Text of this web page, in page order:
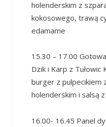
holenderskim z
kokosowego, trawą
edamame
15.30 – 17.00
Dzik i Karp z Tułowic
burger z pulpecikiem
holenderskim i salsą
16.00- 16.45 Panel